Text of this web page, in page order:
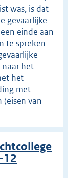
was, is dat
gevaarlijke
einde aan
te spreken
naar het
het
met
(eisen van
12